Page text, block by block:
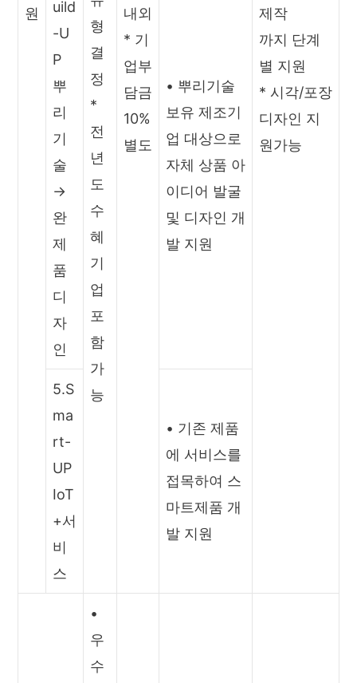
원
형
결
정
*
전
년
도
수
혜
기
업
포
함
가
능
내외
* 기
업부
담금
10%
별도
제작
까지 단계
별 지원
* 시각/포장
디자인 지
원가능
uild
-U
P
뿌
리
기
술
→
완
제
품
디
자
인
• 뿌리기술
보유 제조기
업 대상으로
자체 상품 아
이디어 발굴
및 디자인 개
발 지원
5.S
ma
rt-
UP
IoT
+서
비
스
• 기존 제품
에 서비스를
접목하여 스
마트제품 개
발 지원
•
우
수